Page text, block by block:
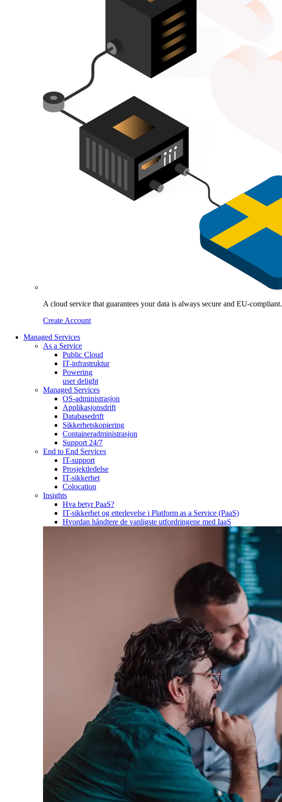
A cloud service that guarantees your data is always secure and EU-compliant.
Create Account
Managed Services
As a Service
Public Cloud
IT-infrastruktur
Powering
user delight
Managed Services
OS‑administrasjon
Applikasjonsdrift
Databasedrift
Sikkerhetskopiering
Containeradministrasjon
Support 24/7
End to End Services
IT-support
Prosjektledelse
IT-sikkerhet
Colocation
Insights
Hva betyr PaaS?
IT-sikkerhet og etterlevelse i Platform as a Service (PaaS)
Hvordan håndtere de vanligste utfordringene med IaaS